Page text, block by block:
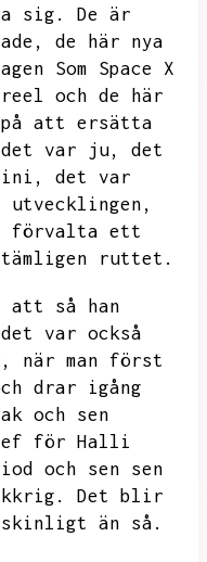
sig. De är
de här nya
Som Space X
och de här
på att ersätta
det var ju, det
det var
utvecklingen,
förvalta ett
tämligen ruttet.
att så han
det var också
när man först
drar igång
och sen
för Halli
och sen sen
Det blir
än så.